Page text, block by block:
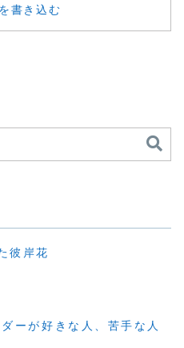
書き込む
彼岸花
ーが好きな人、苦手な人